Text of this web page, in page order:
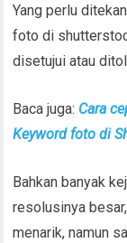
Yang perlu
foto di
disetujui atau
Baca juga: Cara
Keyword foto di
Bahkan banyak
resolusinya
menarik, namun